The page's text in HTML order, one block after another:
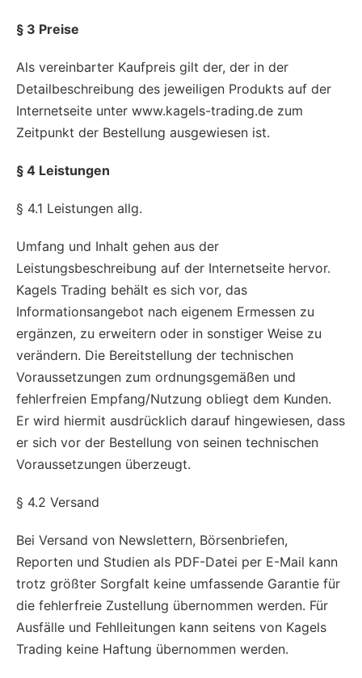
§ 3 Preise
Als vereinbarter Kaufpreis gilt der, der in der
Detailbeschreibung des jeweiligen Produkts auf der
Internetseite unter www.kagels-trading.de zum
Zeitpunkt der Bestellung ausgewiesen ist.
§ 4 Leistungen
§ 4.1 Leistungen allg.
Umfang und Inhalt gehen aus der
Leistungsbeschreibung auf der Internetseite hervor.
Kagels Trading behält es sich vor, das
Informationsangebot nach eigenem Ermessen zu
ergänzen, zu erweitern oder in sonstiger Weise zu
verändern. Die Bereitstellung der technischen
Voraussetzungen zum ordnungsgemäßen und
fehlerfreien Empfang/Nutzung obliegt dem Kunden.
Er wird hiermit ausdrücklich darauf hingewiesen, dass
er sich vor der Bestellung von seinen technischen
Voraussetzungen überzeugt.
§ 4.2 Versand
Bei Versand von Newslettern, Börsenbriefen,
Reporten und Studien als PDF-Datei per E-Mail kann
trotz größter Sorgfalt keine umfassende Garantie für
die fehlerfreie Zustellung übernommen werden. Für
Ausfälle und Fehlleitungen kann seitens von Kagels
Trading keine Haftung übernommen werden.